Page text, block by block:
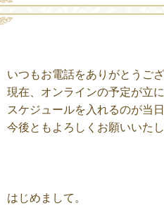
いつもお電話をありがとうござ
現在、オンラインの予定が立
スケジュールを入れるのが当
今後ともよろしくお願いいたし
はじめまして。